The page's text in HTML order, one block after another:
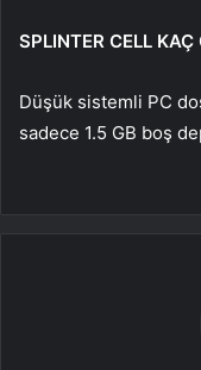
SPLINTER CELL KAÇ
Düşük sistemli PC
sadece 1.5 GB boş